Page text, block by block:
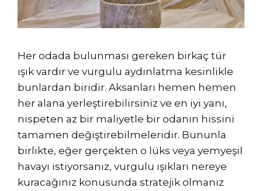
Her odada bulunması gereken birkaç tür
ışık vardır ve vurgulu aydınlatma kesinlikle
bunlardan biridir. Aksanları hemen hemen
her alana yerleştirebilirsiniz ve en iyi yanı,
nispeten az bir maliyetle bir odanın hissini
tamamen değiştirebilmeleridir. Bununla
birlikte, eğer gerçekten o lüks veya yemyeşil
havayı istiyorsanız, vurgulu ışıkları nereye
kuracağınız konusunda stratejik olmanız